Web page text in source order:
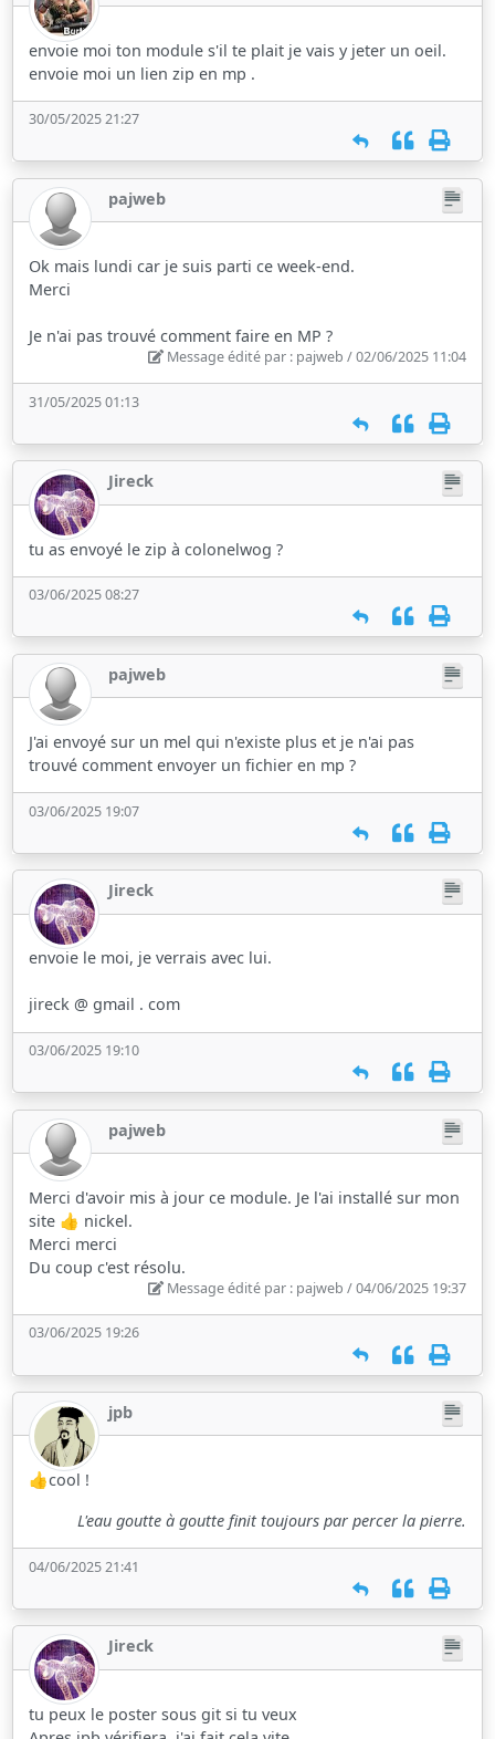
envoie moi ton module s'il te plait je vais y jeter un oeil.
envoie moi un lien zip en mp .
30/05/2025 21:27
pajweb
Ok mais lundi car je suis parti ce week-end.
Merci
Je n'ai pas trouvé comment faire en MP ?
Message édité par : pajweb / 02/06/2025 11:04
31/05/2025 01:13
Jireck
tu as envoyé le zip à colonelwog ?
03/06/2025 08:27
pajweb
J'ai envoyé sur un mel qui n'existe plus et je n'ai pas
trouvé comment envoyer un fichier en mp ?
03/06/2025 19:07
Jireck
envoie le moi, je verrais avec lui.
jireck @ gmail . com
03/06/2025 19:10
pajweb
Merci d'avoir mis à jour ce module. Je l'ai installé sur mon
site 👍 nickel.
Merci merci
Du coup c'est résolu.
Message édité par : pajweb / 04/06/2025 19:37
03/06/2025 19:26
jpb
👍cool !
L'eau goutte à goutte finit toujours par percer la pierre.
04/06/2025 21:41
Jireck
tu peux le poster sous git si tu veux